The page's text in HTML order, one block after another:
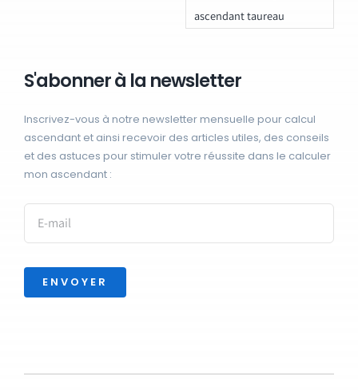
ascendant taureau
S'abonner à la newsletter
Inscrivez-vous à notre newsletter mensuelle pour calcul
ascendant et ainsi recevoir des articles utiles, des conseils
et des astuces pour stimuler votre réussite dans le calculer
mon ascendant :
ENVOYER